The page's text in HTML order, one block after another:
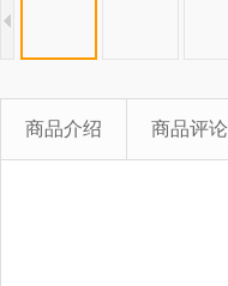
商品介绍 商品评论